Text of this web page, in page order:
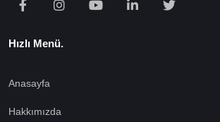
Hızlı Menü.
Anasayfa
Hakkımızda